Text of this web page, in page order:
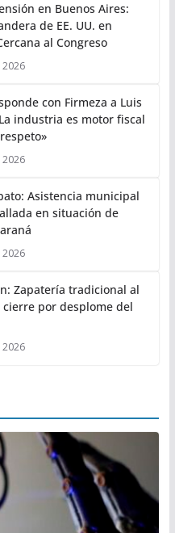
en Buenos Aires:
de EE. UU. en
al Congreso
con Firmeza a Luis
industria es motor fiscal
Asistencia municipal
en situación de
Zapatería tradicional al
por desplome del